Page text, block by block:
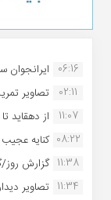
06:16 ایرانجوان
02:11
تصاویر
11:07
از دهقاید
08:22 کنایه
11:38 گزارش روز/
11:34 تصاویر